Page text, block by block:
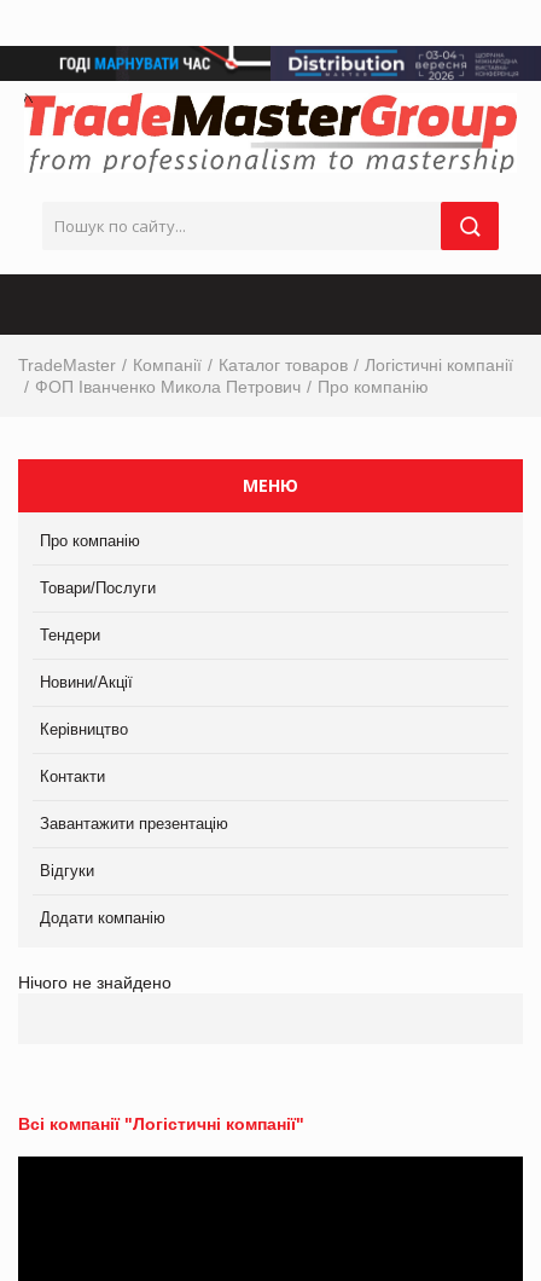
TradeMaster Компанії Каталог товаров
Логістичні компанії
ФОП Іванченко Микола Петрович
Про компанію
МЕНЮ
Про компанію
Товари/Послуги
Тендери
Новини/Акції
Керівництво
Контакти
Завантажити презентацію
Відгуки
Додати компанію
Нічого не знайдено
Всі компанії "Логістичні компанії"